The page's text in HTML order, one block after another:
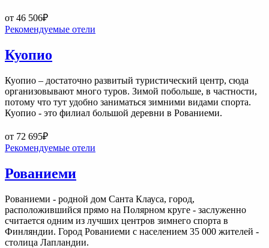
от 46 506₽
Рекомендуемые отели
Куопио
Куопио – достаточно развитый туристический центр, сюда
организовывают много туров. Зимой побольше, в частности,
потому что тут удобно заниматься зимними видами спорта.
Куопио - это филиал большой деревни в Рованиеми.
от 72 695₽
Рекомендуемые отели
Рованиеми
Рованиеми - родной дом Санта Клауса, город,
расположившийся прямо на Полярном круге - заслуженно
считается одним из лучших центров зимнего спорта в
Финляндии. Город Рованиеми с населением 35 000 жителей -
столица Лапландии.